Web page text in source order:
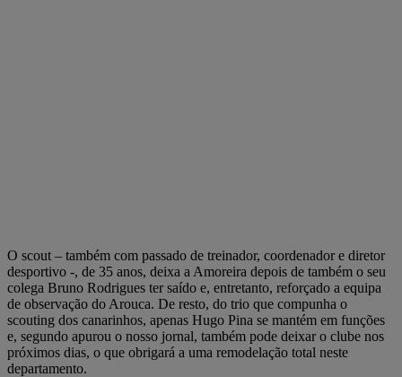
O scout – também com passado de treinador, coordenador e diretor
desportivo -, de 35 anos, deixa a Amoreira depois de também o seu
colega Bruno Rodrigues ter saído e, entretanto, reforçado a equipa
de observação do Arouca. De resto, do trio que compunha o
scouting dos canarinhos, apenas Hugo Pina se mantém em funções
e, segundo apurou o nosso jornal, também pode deixar o clube nos
próximos dias, o que obrigará a uma remodelação total neste
departamento.